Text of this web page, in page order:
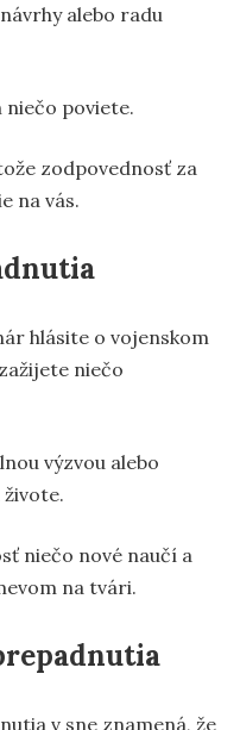
alebo radu
niečo poviete.
zodpovednosť za
na vás.
hlásite o vojenskom
niečo
výzvou alebo
niečo nové naučí a
na tvári.
v sne znamená, že